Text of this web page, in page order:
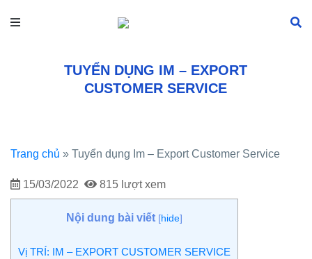
TUYỂN DỤNG IM – EXPORT
CUSTOMER SERVICE
Trang chủ » Tuyển dụng Im – Export Customer Service
15/03/2022 815 lượt xem
Nội dung bài viết [hide]
Vị TRÍ: IM – EXPORT CUSTOMER SERVICE